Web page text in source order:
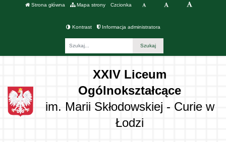
Strona główna Mapa strony Czcionka
Kontrast Informacja administratora
XXIV Liceum
Ogólnokształcące
im. Marii Skłodowskiej - Curie w
Łodzi